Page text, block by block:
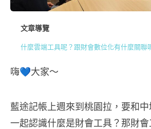
文章導覽
什麼雲端工具呢？跟財會數位化有什麼關聯
嗨💙大家～
藍途記帳上週來到桃園拉，要和
一起認識什麼是財會工具？那財